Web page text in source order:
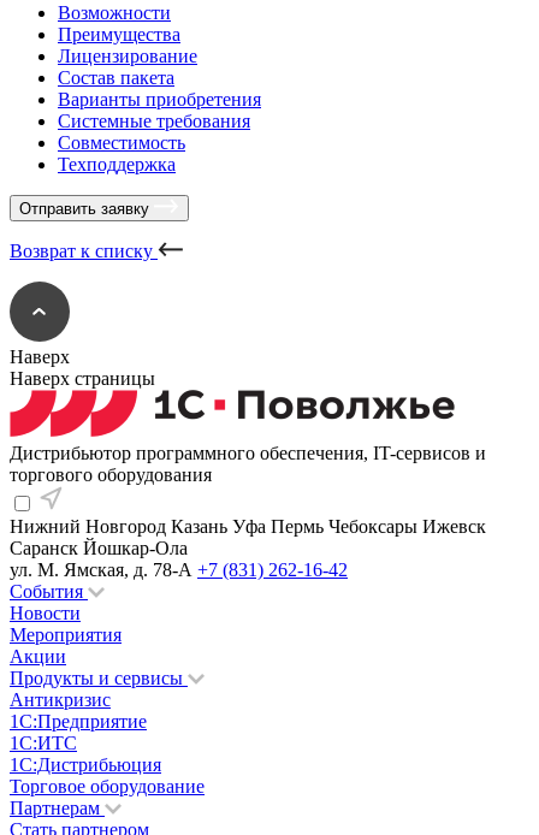
Возможности
Преимущества
Лицензирование
Состав пакета
Варианты приобретения
Системные требования
Совместимость
Техподдержка
Отправить заявку
Возврат к списку
Наверх
Наверх страницы
Дистрибьютор программного обеспечения, IT-сервисов и
торгового оборудования
Нижний Новгород Казань Уфа Пермь Чебоксары Ижевск
Саранск Йошкар-Ола
ул. М. Ямская, д. 78-А +7 (831) 262-16-42
События
Новости
Мероприятия
Акции
Продукты и сервисы
Антикризис
1С:Предприятие
1С:ИТС
1С:Дистрибьюция
Торговое оборудование
Партнерам
Стать партнером